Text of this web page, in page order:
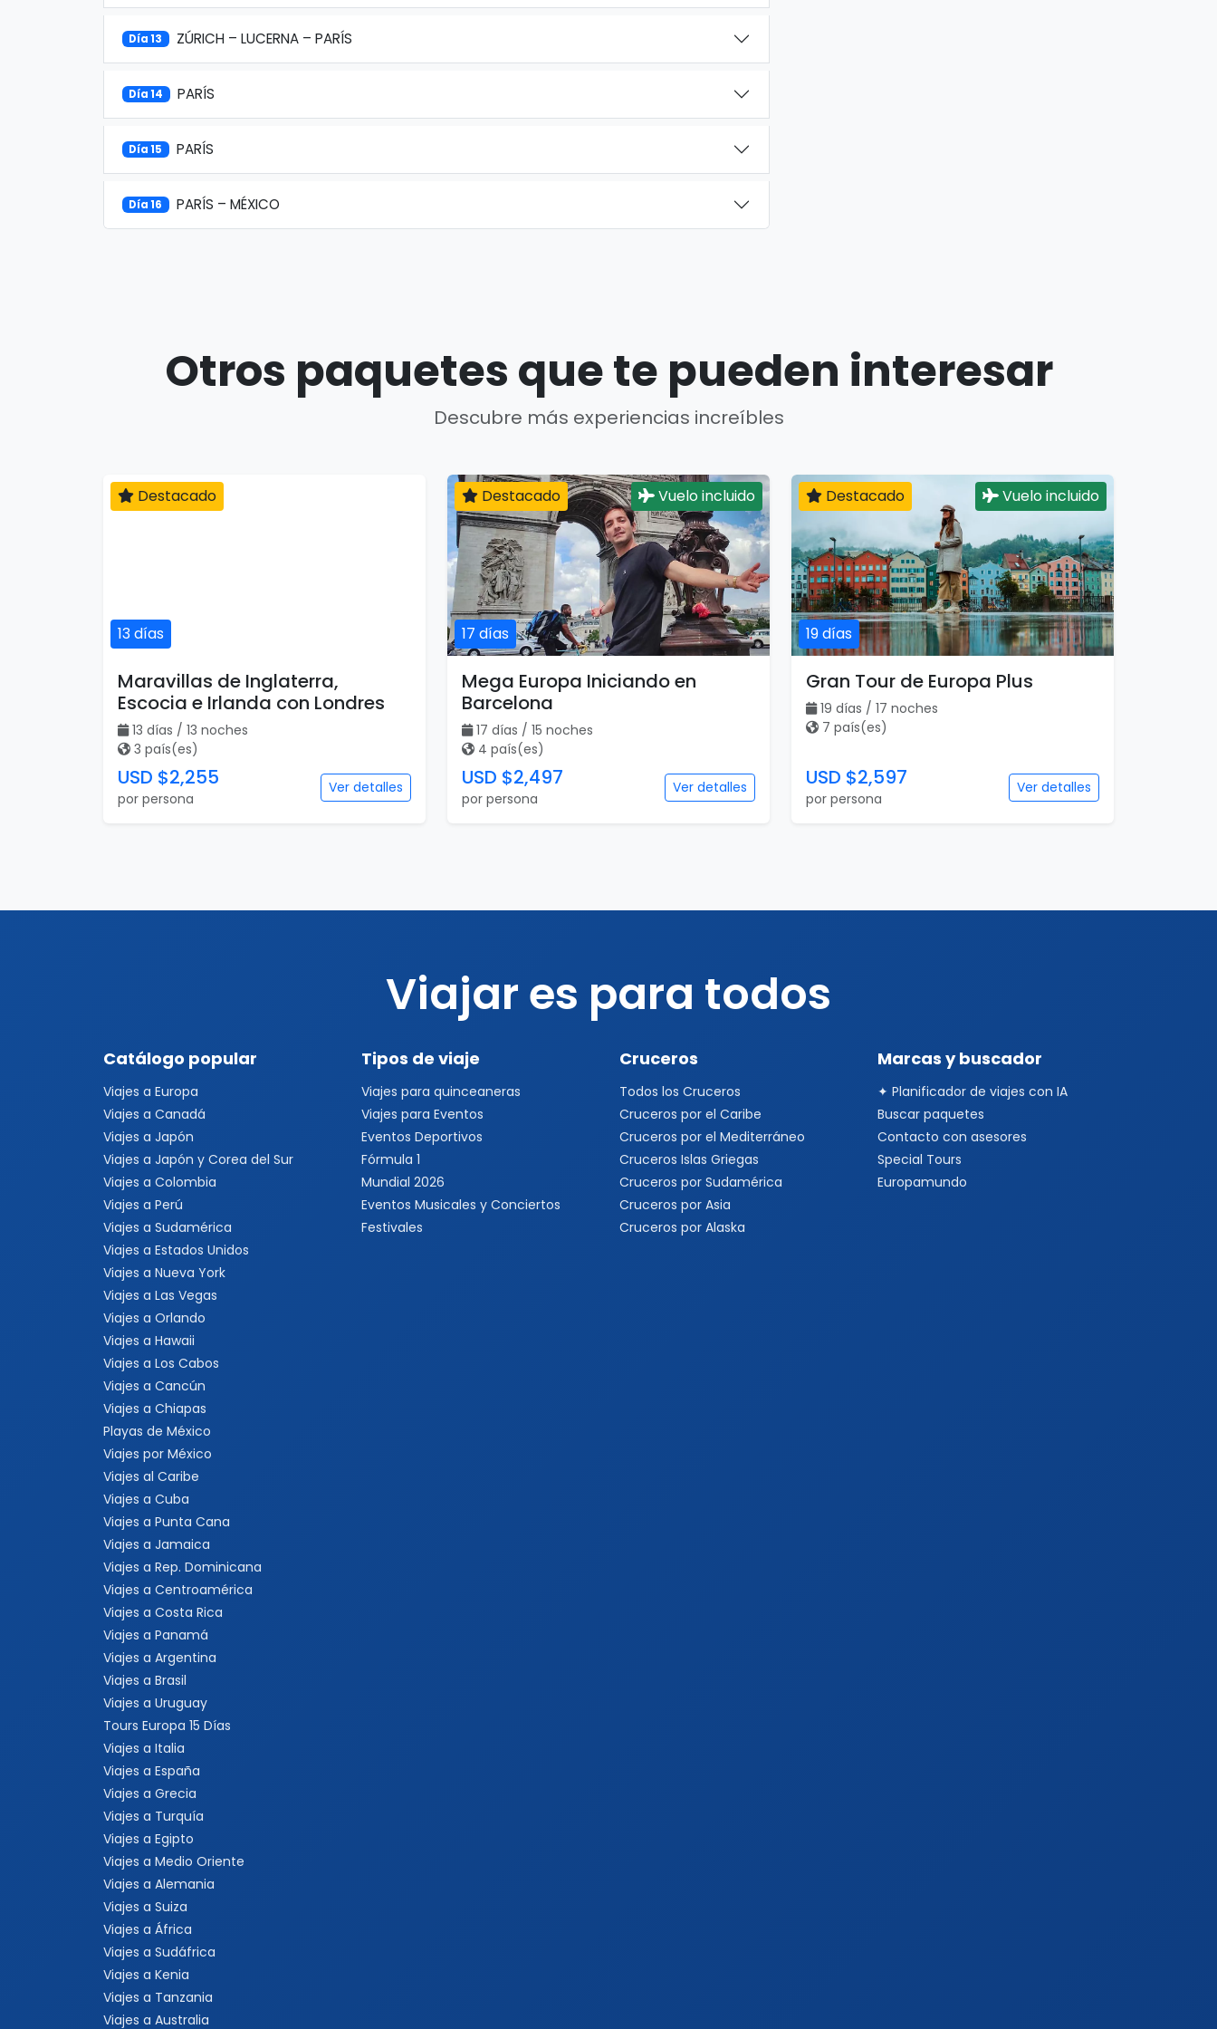
Día 13 ZÚRICH – LUCERNA – PARÍS
Día 14 PARÍS
Día 15 PARÍS
Día 16 PARÍS – MÉXICO
Otros paquetes que te pueden interesar
Descubre más experiencias increíbles
13 días
Destacado
Maravillas de Inglaterra,
Escocia e Irlanda con Londres
13 días / 13 noches
3 país(es)
USD $2,255
por persona
Ver detalles
17 días
Destacado Vuelo incluido
Mega Europa Iniciando en
Barcelona
17 días / 15 noches
4 país(es)
USD $2,497
por persona
Ver detalles
19 días
Destacado Vuelo incluido
Gran Tour de Europa Plus
19 días / 17 noches
7 país(es)
USD $2,597
por persona
Ver detalles
Viajar es para todos
Catálogo popular
Viajes a Europa
Viajes a Canadá
Viajes a Japón
Viajes a Japón y Corea del Sur
Viajes a Colombia
Viajes a Perú
Viajes a Sudamérica
Viajes a Estados Unidos
Viajes a Nueva York
Viajes a Las Vegas
Viajes a Orlando
Viajes a Hawaii
Viajes a Los Cabos
Viajes a Cancún
Viajes a Chiapas
Playas de México
Viajes por México
Viajes al Caribe
Viajes a Cuba
Viajes a Punta Cana
Viajes a Jamaica
Viajes a Rep. Dominicana
Viajes a Centroamérica
Viajes a Costa Rica
Viajes a Panamá
Viajes a Argentina
Viajes a Brasil
Viajes a Uruguay
Tours Europa 15 Días
Viajes a Italia
Viajes a España
Viajes a Grecia
Viajes a Turquía
Viajes a Egipto
Viajes a Medio Oriente
Viajes a Alemania
Viajes a Suiza
Viajes a África
Viajes a Sudáfrica
Viajes a Kenia
Viajes a Tanzania
Viajes a Australia
Tipos de viaje
Viajes para quinceaneras
Viajes para Eventos
Eventos Deportivos
Fórmula 1
Mundial 2026
Eventos Musicales y Conciertos
Festivales
Cruceros
Todos los Cruceros
Cruceros por el Caribe
Cruceros por el Mediterráneo
Cruceros Islas Griegas
Cruceros por Sudamérica
Cruceros por Asia
Cruceros por Alaska
Marcas y buscador
✦ Planificador de viajes con IA
Buscar paquetes
Contacto con asesores
Special Tours
Europamundo